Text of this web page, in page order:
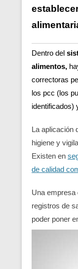
Dentro del
alimentos,
correctoras
los pcc (los
identificados)
La aplicación
higiene y
Existen en
de calidad
Una empresa
registros de
poder poner